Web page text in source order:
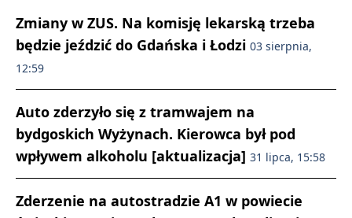
Zmiany w ZUS. Na komisję lekarską trzeba
będzie jeździć do Gdańska i Łodzi 03 sierpnia,
12:59
Auto zderzyło się z tramwajem na
bydgoskich Wyżynach. Kierowca był pod
wpływem alkoholu [aktualizacja] 31 lipca, 15:58
Zderzenie na autostradzie A1 w powiecie